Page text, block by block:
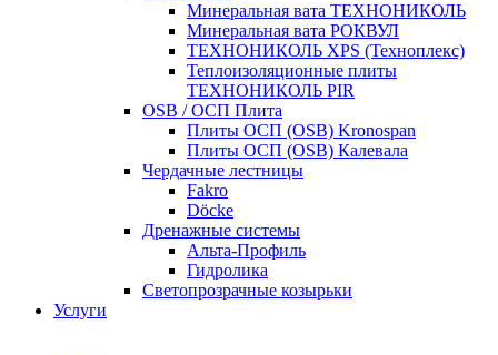
Минеральная вата ТЕХНОНИКОЛЬ
Минеральная вата РОКВУЛ
ТЕХНОНИКОЛЬ XPS (Техноплекс)
Теплоизоляционные плиты
ТЕХНОНИКОЛЬ PIR
OSB / ОСП Плита
Плиты ОСП (OSB) Kronospan
Плиты ОСП (OSB) Калевала
Чердачные лестницы
Fakro
Döcke
Дренажные системы
Альта-Профиль
Гидролика
Светопрозрачные козырьки
Услуги